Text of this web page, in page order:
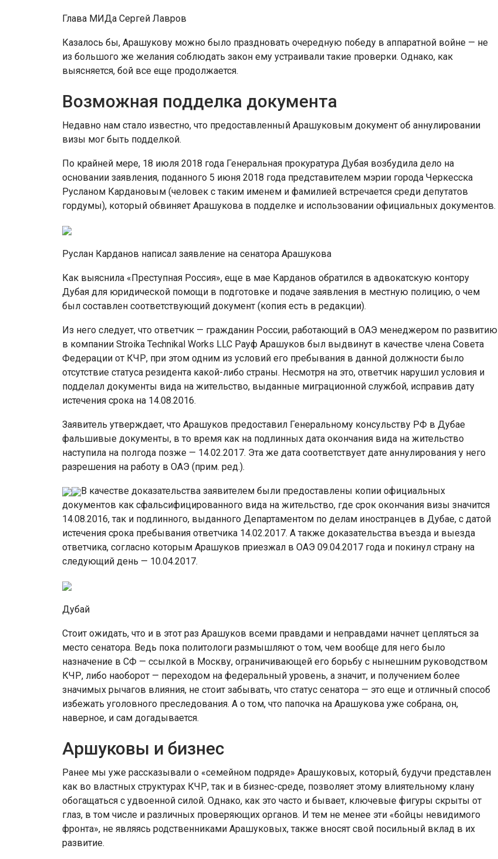
Глава МИДа Сергей Лавров
Казалось бы, Арашукову можно было праздновать очередную победу в аппаратной войне — не
из большого же желания соблюдать закон ему устраивали такие проверки. Однако, как
выясняется, бой все еще продолжается.
Возможная подделка документа
Недавно нам стало известно, что предоставленный Арашуковым документ об аннулировании
визы мог быть подделкой.
По крайней мере, 18 июля 2018 года Генеральная прокуратура Дубая возбудила дело на
основании заявления, поданного 5 июня 2018 года представителем мэрии города Черкесска
Русланом Кардановым (человек с таким именем и фамилией встречается среди депутатов
гордумы), который обвиняет Арашукова в подделке и использовании официальных документов.
Руслан Карданов написал заявление на сенатора Арашукова
Как выяснила «Преступная Россия», еще в мае Карданов обратился в адвокатскую контору
Дубая для юридической помощи в подготовке и подаче заявления в местную полицию, о чем
был составлен соответствующий документ (копия есть в редакции).
Из него следует, что ответчик — гражданин России, работающий в ОАЭ менеджером по развитию
в компании Stroika Technikal Works LLC Рауф Арашуков был выдвинут в качестве члена Совета
Федерации от КЧР, при этом одним из условий его пребывания в данной должности было
отсутствие статуса резидента какой-либо страны. Несмотря на это, ответчик нарушил условия и
подделал документы вида на жительство, выданные миграционной службой, исправив дату
истечения срока на 14.08.2016.
Заявитель утверждает, что Арашуков предоставил Генеральному консульству РФ в Дубае
фальшивые документы, в то время как на подлинных дата окончания вида на жительство
наступила на полгода позже — 14.02.2017. Эта же дата соответствует дате аннулирования у него
разрешения на работу в ОАЭ (прим. ред.).
В качестве доказательства заявителем были предоставлены копии официальных
документов как сфальсифицированного вида на жительство, где срок окончания визы значится
14.08.2016, так и подлинного, выданного Департаментом по делам иностранцев в Дубае, с датой
истечения срока пребывания ответчика 14.02.2017. А также доказательства въезда и выезда
ответчика, согласно которым Арашуков приезжал в ОАЭ 09.04.2017 года и покинул страну на
следующий день — 10.04.2017.
Дубай
Стоит ожидать, что и в этот раз Арашуков всеми правдами и неправдами начнет цепляться за
место сенатора. Ведь пока политологи размышляют о том, чем вообще для него было
назначение в СФ — ссылкой в Москву, ограничивающей его борьбу с нынешним руководством
КЧР, либо наоборот — переходом на федеральный уровень, а значит, и получением более
значимых рычагов влияния, не стоит забывать, что статус сенатора — это еще и отличный способ
избежать уголовного преследования. А о том, что папочка на Арашукова уже собрана, он,
наверное, и сам догадывается.
Аршуковы и бизнес
Ранее мы уже рассказывали о «семейном подряде» Арашуковых, который, будучи представлен
как во властных структурах КЧР, так и в бизнес-среде, позволяет этому влиятельному клану
обогащаться с удвоенной силой. Однако, как это часто и бывает, ключевые фигуры скрыты от
глаз, в том числе и различных проверяющих органов. И тем не менее эти «бойцы невидимого
фронта», не являясь родственниками Арашуковых, также вносят свой посильный вклад в их
развитие.